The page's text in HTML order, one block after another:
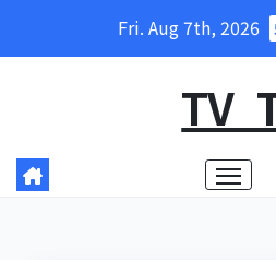
Fri. Aug 7th, 2026